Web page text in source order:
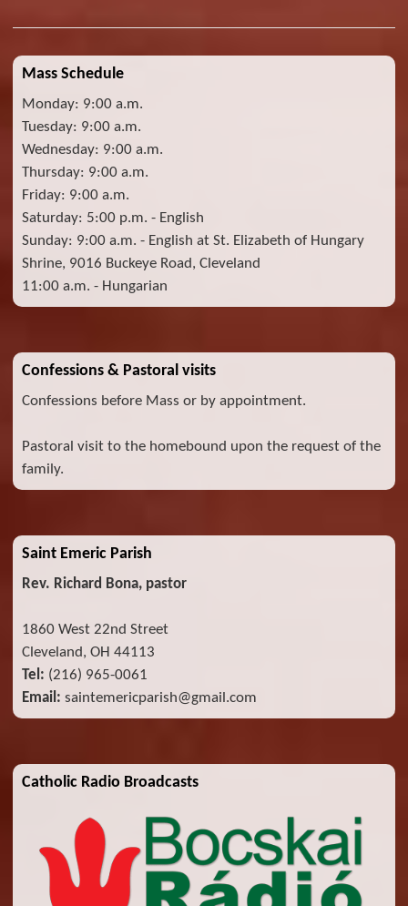
Mass Schedule
Monday: 9:00 a.m.
Tuesday: 9:00 a.m.
Wednesday: 9:00 a.m.
Thursday: 9:00 a.m.
Friday: 9:00 a.m.
Saturday: 5:00 p.m. - English
Sunday: 9:00 a.m. - English at St. Elizabeth of Hungary
Shrine, 9016 Buckeye Road, Cleveland
11:00 a.m. - Hungarian
Confessions & Pastoral visits
Confessions before Mass or by appointment.
Pastoral visit to the homebound upon the request of the
family.
Saint Emeric Parish
Rev. Richard Bona, pastor
1860 West 22nd Street
Cleveland, OH 44113
Tel: (216) 965-0061
Email: saintemericparish@gmail.com
Catholic Radio Broadcasts